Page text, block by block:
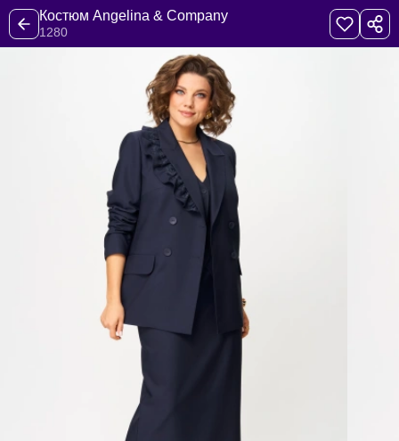
Костюм Angelina & Company
1280